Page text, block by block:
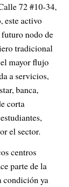
72 #10-34,
este activo
nodo de
tradicional
mayor flujo
a servicios,
banca,
corta
el sector.
centros
parte de la
condición ya